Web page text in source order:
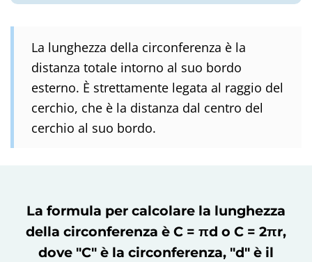
La lunghezza della circonferenza è la
distanza totale intorno al suo bordo
esterno. È strettamente legata al raggio del
cerchio, che è la distanza dal centro del
cerchio al suo bordo.
La formula per calcolare la lunghezza
della circonferenza è C = πd o C = 2πr,
dove "C" è la circonferenza, "d" è il